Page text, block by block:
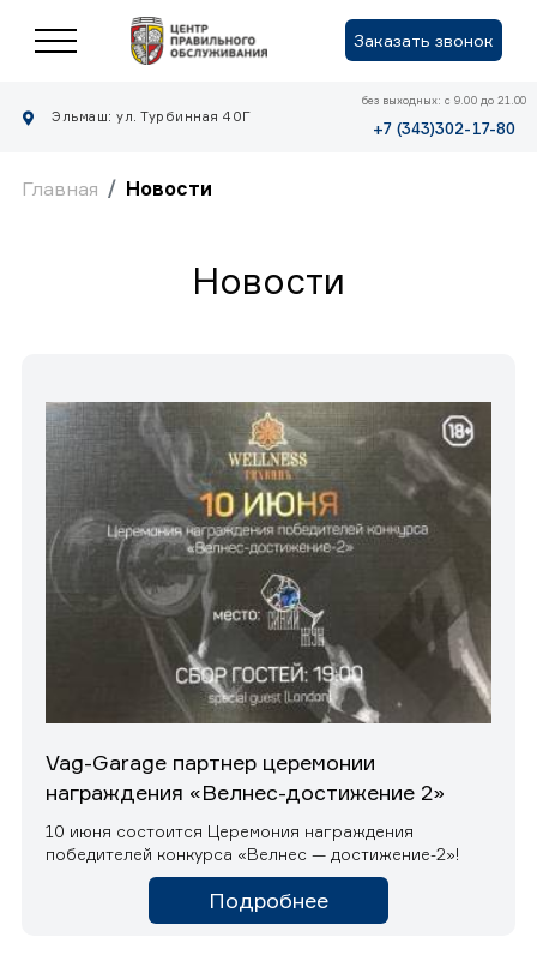
Заказать звонок
Эльмаш: ул. Турбинная 40Г
без выходных: с 9.00 до 21.00
+7 (343)302-17-80
Главная Новости
Новости
Vag-Garage партнер церемонии
награждения «Велнес-достижение 2»
10 июня состоится Церемония награждения
победителей конкурса «Велнес — достижение-2»!
Подробнее